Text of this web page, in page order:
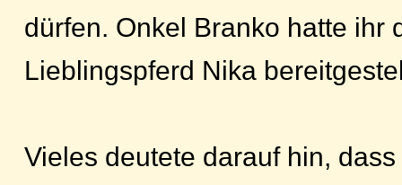
dürfen. Onkel Branko hatte ihr
Lieblingspferd Nika
Vieles deutete darauf hin,